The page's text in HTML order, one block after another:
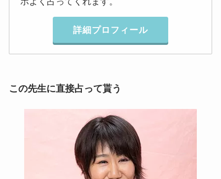
詳細プロフィール
この先生に直接占って貰う